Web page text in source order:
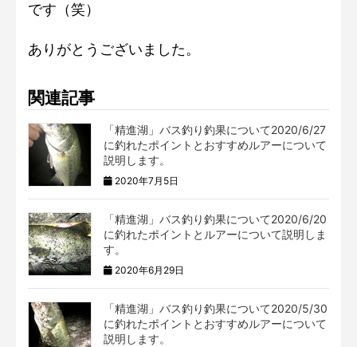
です（笑）
ありがとうございました。
関連記事
「精進湖」バス釣り釣果について2020/6/27
に釣れたポイントとおすすめルアーについて
説明します。
2020年7月5日
「精進湖」バス釣り釣果について2020/6/20
に釣れたポイントとルアーについて説明しま
す。
2020年6月29日
「精進湖」バス釣り釣果について2020/5/30
に釣れたポイントとおすすめルアーについて
説明します。